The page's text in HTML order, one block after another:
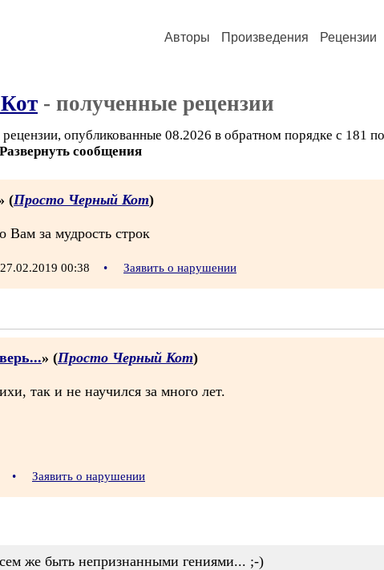
Авторы Произведения Рецензии
- полученные рецензии
опубликованные 08.2026 в обратном порядке с 181
Развернуть сообщения
(Просто Черный Кот)
Вам за мудрость строк
00:38 • Заявить о нарушении
» (Просто Черный Кот)
так и не научился за много лет.
• Заявить о нарушении
же быть непризнанными гениями... ;-)